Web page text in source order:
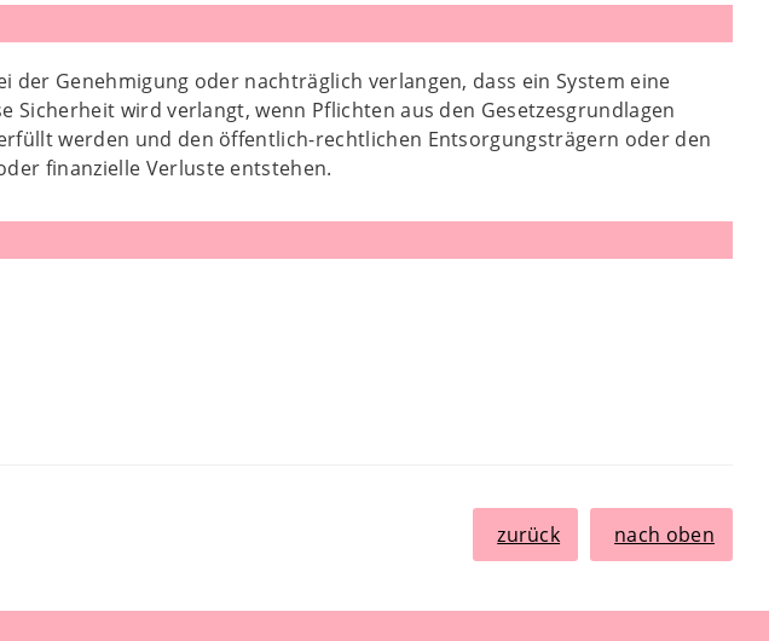
der Genehmigung oder nachträglich verlangen, dass ein System eine
Sicherheit wird verlangt, wenn Pflichten aus den Gesetzesgrundlagen
werden und den öffentlich-rechtlichen Entsorgungsträgern oder den
finanzielle Verluste entstehen.
zurück nach oben